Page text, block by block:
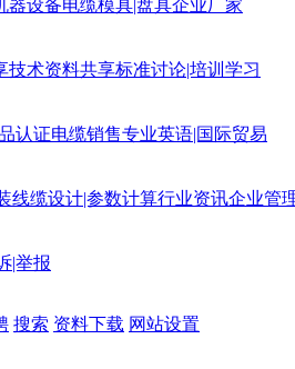
器设备电缆模具|盘具企业厂家
技术资料共享标准讨论|培训学习
认证电缆销售专业英语|国际贸易
线缆设计|参数计算行业资讯企业管
|举报
搜索 资料下载 网站设置